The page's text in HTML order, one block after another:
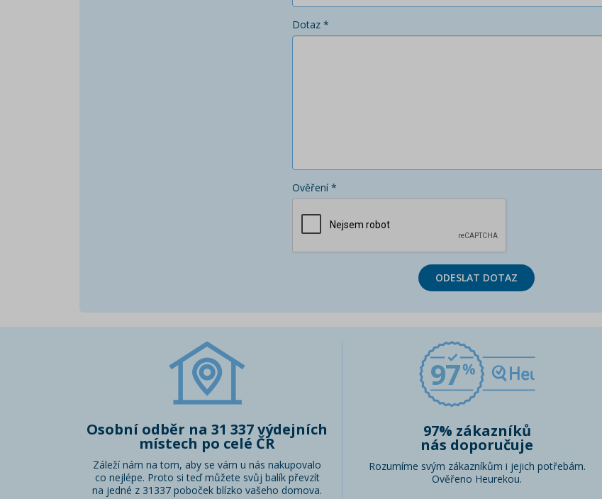
Dotaz *
Ověření *
ODESLAT DOTAZ
Osobní odběr na 31 337 výdejních
místech po celé ČR
Záleží nám na tom, aby se vám u nás nakupovalo
co nejlépe. Proto si teď můžete svůj balík převzít
na jedné z 31337 poboček blízko vašeho domova.
97
97% zákazníků
nás doporučuje
Rozumíme svým zákazníkům i jejich potřebám.
Ověřeno Heurekou.